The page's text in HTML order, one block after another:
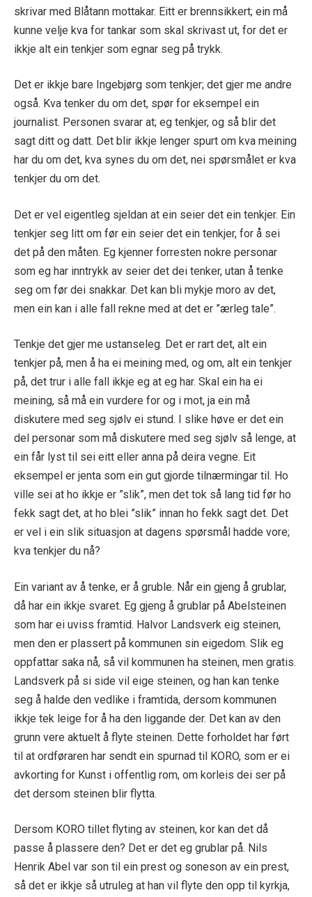
skrivar med Blåtann mottakar. Eitt er brennsikkert; ein må
kunne velje kva for tankar som skal skrivast ut, for det er
ikkje alt ein tenkjer som egnar seg på trykk.
Det er ikkje bare Ingebjørg som tenkjer; det gjer me andre
også. Kva tenker du om det, spør for eksempel ein
journalist. Personen svarar at; eg tenkjer, og så blir det
sagt ditt og datt. Det blir ikkje lenger spurt om kva meining
har du om det, kva synes du om det, nei spørsmålet er kva
tenkjer du om det.
Det er vel eigentleg sjeldan at ein seier det ein tenkjer. Ein
tenkjer seg litt om før ein seier det ein tenkjer, for å sei
det på den måten. Eg kjenner forresten nokre personar
som eg har inntrykk av seier det dei tenker, utan å tenke
seg om før dei snakkar. Det kan bli mykje moro av det,
men ein kan i alle fall rekne med at det er ”ærleg tale”.
Tenkje det gjer me ustanseleg. Det er rart det, alt ein
tenkjer på, men å ha ei meining med, og om, alt ein tenkjer
på, det trur i alle fall ikkje eg at eg har. Skal ein ha ei
meining, så må ein vurdere for og i mot, ja ein må
diskutere med seg sjølv ei stund. I slike høve er det ein
del personar som må diskutere med seg sjølv så lenge, at
ein får lyst til sei eitt eller anna på deira vegne. Eit
eksempel er jenta som ein gut gjorde tilnærmingar til. Ho
ville sei at ho ikkje er ”slik”, men det tok så lang tid før ho
fekk sagt det, at ho blei ”slik” innan ho fekk sagt det. Det
er vel i ein slik situasjon at dagens spørsmål hadde vore;
kva tenkjer du nå?
Ein variant av å tenke, er å gruble. Når ein gjeng å grublar,
då har ein ikkje svaret. Eg gjeng å grublar på Abelsteinen
som har ei uviss framtid. Halvor Landsverk eig steinen,
men den er plassert på kommunen sin eigedom. Slik eg
oppfattar saka nå, så vil kommunen ha steinen, men gratis.
Landsverk på si side vil eige steinen, og han kan tenke
seg å halde den vedlike i framtida, dersom kommunen
ikkje tek leige for å ha den liggande der. Det kan av den
grunn vere aktuelt å flyte steinen. Dette forholdet har ført
til at ordføraren har sendt ein spurnad til KORO, som er ei
avkorting for Kunst i offentlig rom, om korleis dei ser på
det dersom steinen blir flytta.
Dersom KORO tillet flyting av steinen, kor kan det då
passe å plassere den? Det er det eg grublar på. Nils
Henrik Abel var son til ein prest og soneson av ein prest,
så det er ikkje så utruleg at han vil flyte den opp til kyrkja,